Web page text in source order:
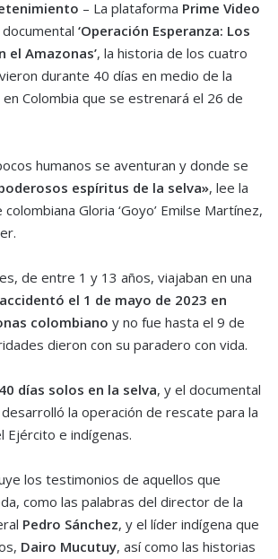
– La plataforma Prime Video
‘Operación Esperanza: Los
el Amazonas’, la historia de los cuatro
durante 40 días en medio de la
Colombia que se estrenará el 26 de
humanos se aventuran y donde se
espíritus de la selva», lee la
Gloria ‘Goyo’ Emilse Martínez,
de entre 1 y 13 años, viajaban en una
el 1 de mayo de 2023 en
colombiano y no fue hasta el 9 de
dieron con su paradero con vida.
días solos en la selva, y el documental
la operación de rescate para la
Ejército e indígenas.
los testimonios de aquellos que
como las palabras del director de la
Pedro Sánchez, y el líder indígena que
Dairo Mucutuy, así como las historias